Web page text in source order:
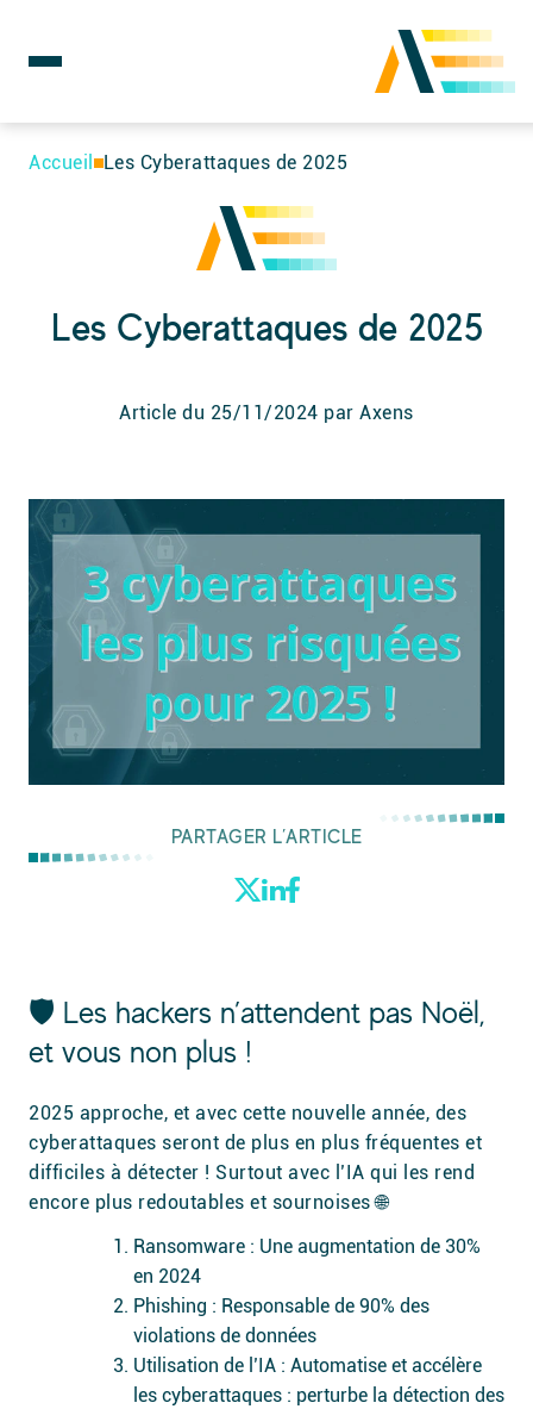
Skip
Rechercher :
Accueil Les Cyberattaques de 2025
Les Cyberattaques de 2025
Article du 25/11/2024 par Axens
PARTAGER L’ARTICLE
🛡️ Les hackers n’attendent pas Noël,
et vous non plus !
2025 approche, et avec cette nouvelle année, des
cyberattaques seront de plus en plus fréquentes et
difficiles à détecter ! Surtout avec l’IA qui les rend
encore plus redoutables et sournoises 🌐
Ransomware : Une augmentation de 30%
en 2024
Phishing : Responsable de 90% des
violations de données
Utilisation de l’IA : Automatise et accélère
les cyberattaques : perturbe la détection des